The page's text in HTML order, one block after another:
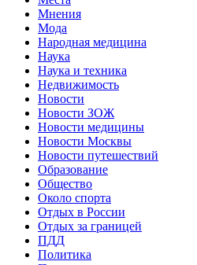
Мнения
Мода
Народная медицина
Наука
Наука и техника
Недвижимость
Новости
Новости ЗОЖ
Новости медицины
Новости Москвы
Новости путешествий
Образование
Общество
Около спорта
Отдых в России
Отдых за границей
ПДД
Политика